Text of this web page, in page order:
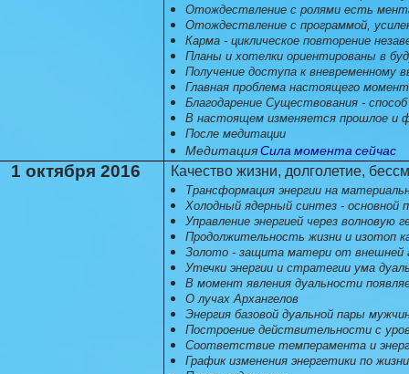
Отождествление с ролями есть
Отождествление с программой,
Карма - циклическое повторение
Планы и хотелки ориентированы в
Получение доступа к вневременному
Главная проблема настоящего
Благодарение Существования -
В настоящем изменяется прошлое и
После медитации
МедитацияСила момента сейчас
1 октября 2016 Качество жизни, долголетие,
Трансформация энергии на
Холодный ядерный синтез - основной
Управление энергией через волновую
Продолжительность жизни и изотоп
Золото - защита матери от внешней
Утечки энергии и стратегии ума
В момент явления дуальности
О лучах Архангелов
Энергия базовой дуальной пары
Построение действительности с
Соответствие темперамента и
График изменения энергетики по жизни